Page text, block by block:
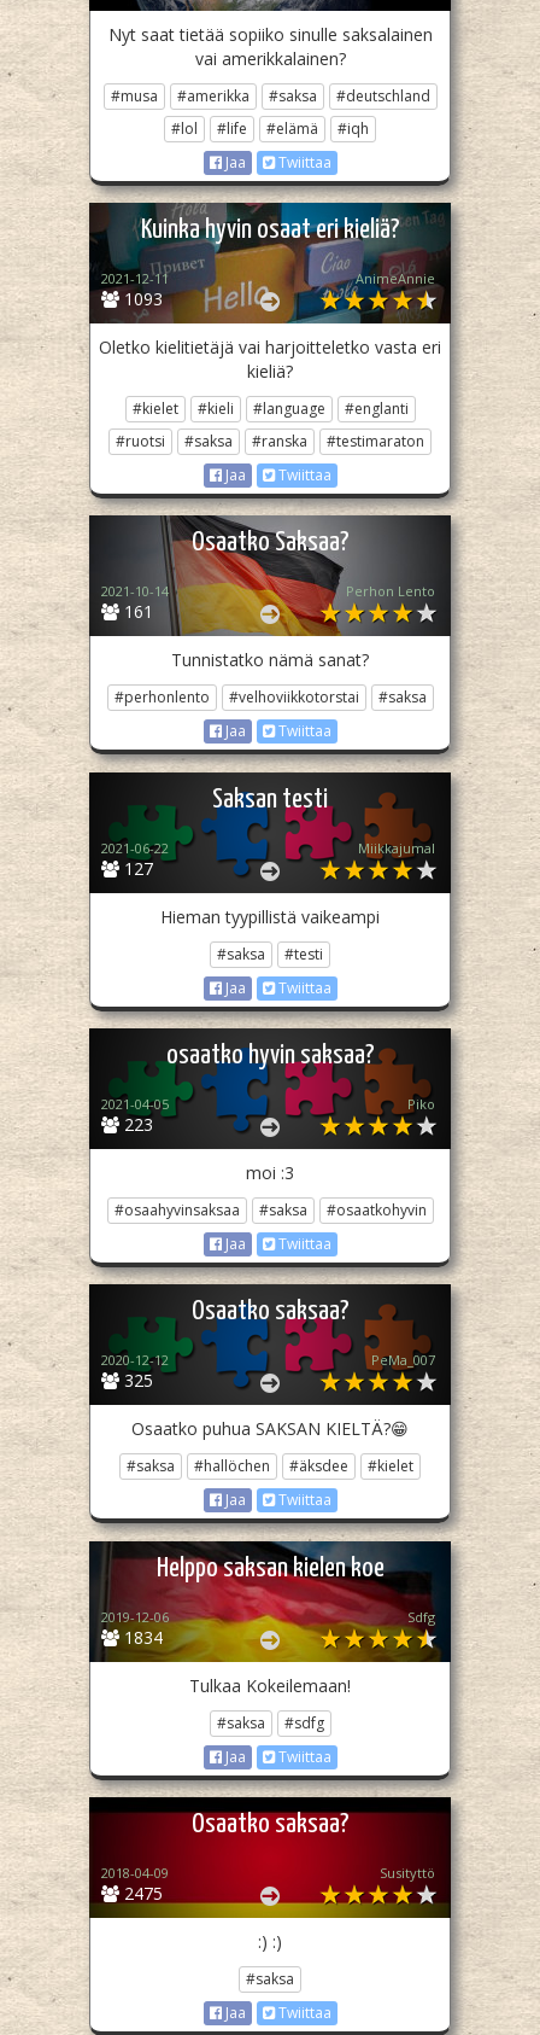
Nyt saat tietää sopiiko sinulle saksalainen
vai amerikkalainen?
#musa #amerikka #saksa
#deutschland
#lol
#life #elämä
#iqh
Jaa
Twiittaa
Kuinka hyvin osaat eri kieliä?
1093
2021-12-11 AnimeAnnie
Oletko kielitietäjä vai harjoitteletko vasta eri
kieliä?
#kielet #kieli #language
#englanti
#ruotsi
#saksa #ranska
#testimaraton
Jaa
Twiittaa
Osaatko Saksaa?
161
2021-10-14 Perhon Lento
Tunnistatko nämä sanat?
#perhonlento #velhoviikkotorstai
#saksa
Jaa
Twiittaa
Saksan testi
127
2021-06-22 Miikkajumal
Hieman tyypillistä vaikeampi
#saksa
#testi
Jaa
Twiittaa
osaatko hyvin saksaa?
223
2021-04-05 Piko
moi :3
#osaahyvinsaksaa #saksa
#osaatkohyvin
Jaa
Twiittaa
Osaatko saksaa?
325
2020-12-12 PeMa_007
Osaatko puhua SAKSAN KIELTÄ?😁
#saksa #hallöchen #äksdee
#kielet
Jaa
Twiittaa
Helppo saksan kielen koe
1834
2019-12-06 Sdfg
Tulkaa Kokeilemaan!
#saksa
#sdfg
Jaa
Twiittaa
Osaatko saksaa?
2475
2018-04-09 Susityttö
:) :)
#saksa
Jaa
Twiittaa